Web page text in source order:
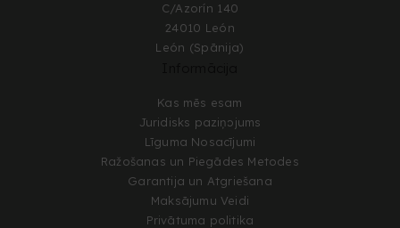
C/Azorín 140
24010 León
León (Spānija)
Kas mēs esam
Juridisks paziņojums
Līguma Nosacījumi
Ražošanas un Piegādes Metodes
Garantija un Atgriešana
Maksājumu Veidi
Privātuma politika